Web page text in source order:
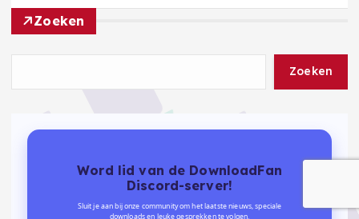
Zoeken
Zoeken
Word lid van de DownloadFan
Discord-server!
Sluit je aan bij onze community om het laatste nieuws, speciale
downloads en leuke gesprekken te volgen.